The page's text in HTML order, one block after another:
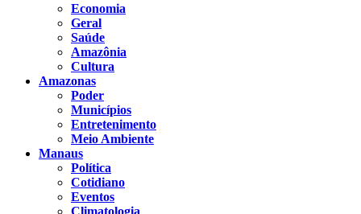
Economia
Geral
Saúde
Amazônia
Cultura
Amazonas
Poder
Municípios
Entretenimento
Meio Ambiente
Manaus
Política
Cotidiano
Eventos
Climatologia